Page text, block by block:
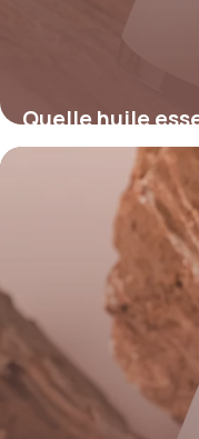
Quelle huile
complet